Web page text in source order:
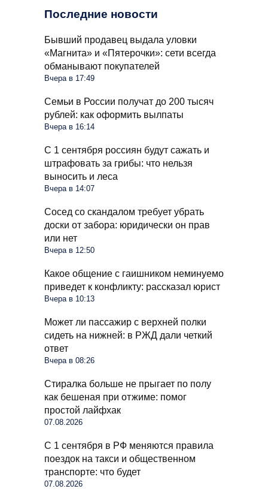
Последние новости
Бывший продавец выдала уловки
«Магнита» и «Пятерочки»: сети всегда
обманывают покупателей
Вчера в 17:49
Семьи в России получат до 200 тысяч
рублей: как оформить вылпаты
Вчера в 16:14
С 1 сентября россиян будут сажать и
штрафовать за грибы: что нельзя
выносить и леса
Вчера в 14:07
Сосед со скандалом требует убрать
доски от забора: юридически он прав
или нет
Вчера в 12:50
Какое общение с гаишником неминуемо
приведет к конфликту: рассказал юрист
Вчера в 10:13
Может ли пассажир с верхней полки
сидеть на нижней: в РЖД дали четкий
ответ
Вчера в 08:26
Стиралка больше не прыгает по полу
как бешеная при отжиме: помог
простой лайфхак
07.08.2026
С 1 сентября в РФ меняются правила
поездок на такси и общественном
транспорте: что будет
07.08.2026